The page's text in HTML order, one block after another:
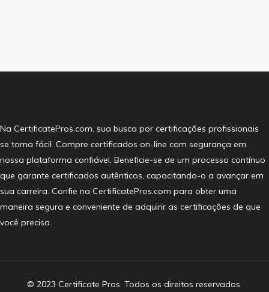
Na CertificatePros.com, sua busca por certificações profissionais
se torna fácil. Compre certificados on-line com segurança em
nossa plataforma confiável. Beneficie-se de um processo contínuo
que garante certificados autênticos, capacitando-o a avançar em
sua carreira. Confie na CertificatePros.com para obter uma
maneira segura e conveniente de adquirir as certificações de que
você precisa.
© 2023 Certificate Pros. Todos os direitos reservados.